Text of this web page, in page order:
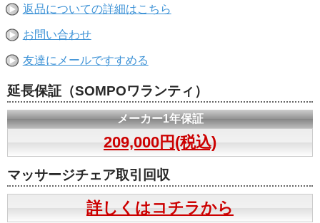
返品についての詳細はこちら
お問い合わせ
友達にメールですすめる
延長保証（SOMPOワランティ）
メーカー1年保証
209,000円(税込)
マッサージチェア取引回収
詳しくはコチラから